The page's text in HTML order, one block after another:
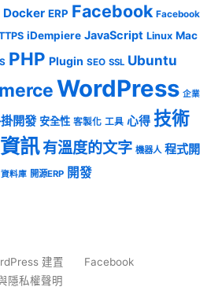
Docker ERP Facebook Facebook
iDempiere JavaScript Linux Mac
PHP Plugin SEO SSL Ubuntu
WordPress 企業
開發 安全性 客製化 工具 心得 技術
訊有溫度的文字 機器人 程式開
資料庫 開源ERP 開發
建置
Facebook
隱私權聲明